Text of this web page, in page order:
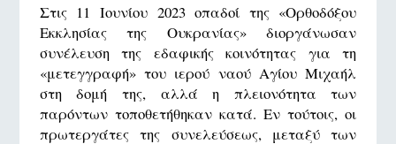
Στις 11 Ιουνίου 2023 οπαδοί της «Ορθοδόξου
Εκκλησίας της Ουκρανίας» διοργάνωσαν
συνέλευση της εδαφικής κοινότητας για τη
«μετεγγραφή» του ιερού ναού Αγίου Μιχαήλ
στη δομή της, αλλά η πλειονότητα των
παρόντων τοποθετήθηκαν κατά. Εν τούτοις, οι
πρωτεργάτες της συνελεύσεως, μεταξύ των